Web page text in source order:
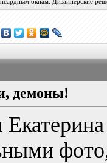
окнам. Дизайнерские
демоны!